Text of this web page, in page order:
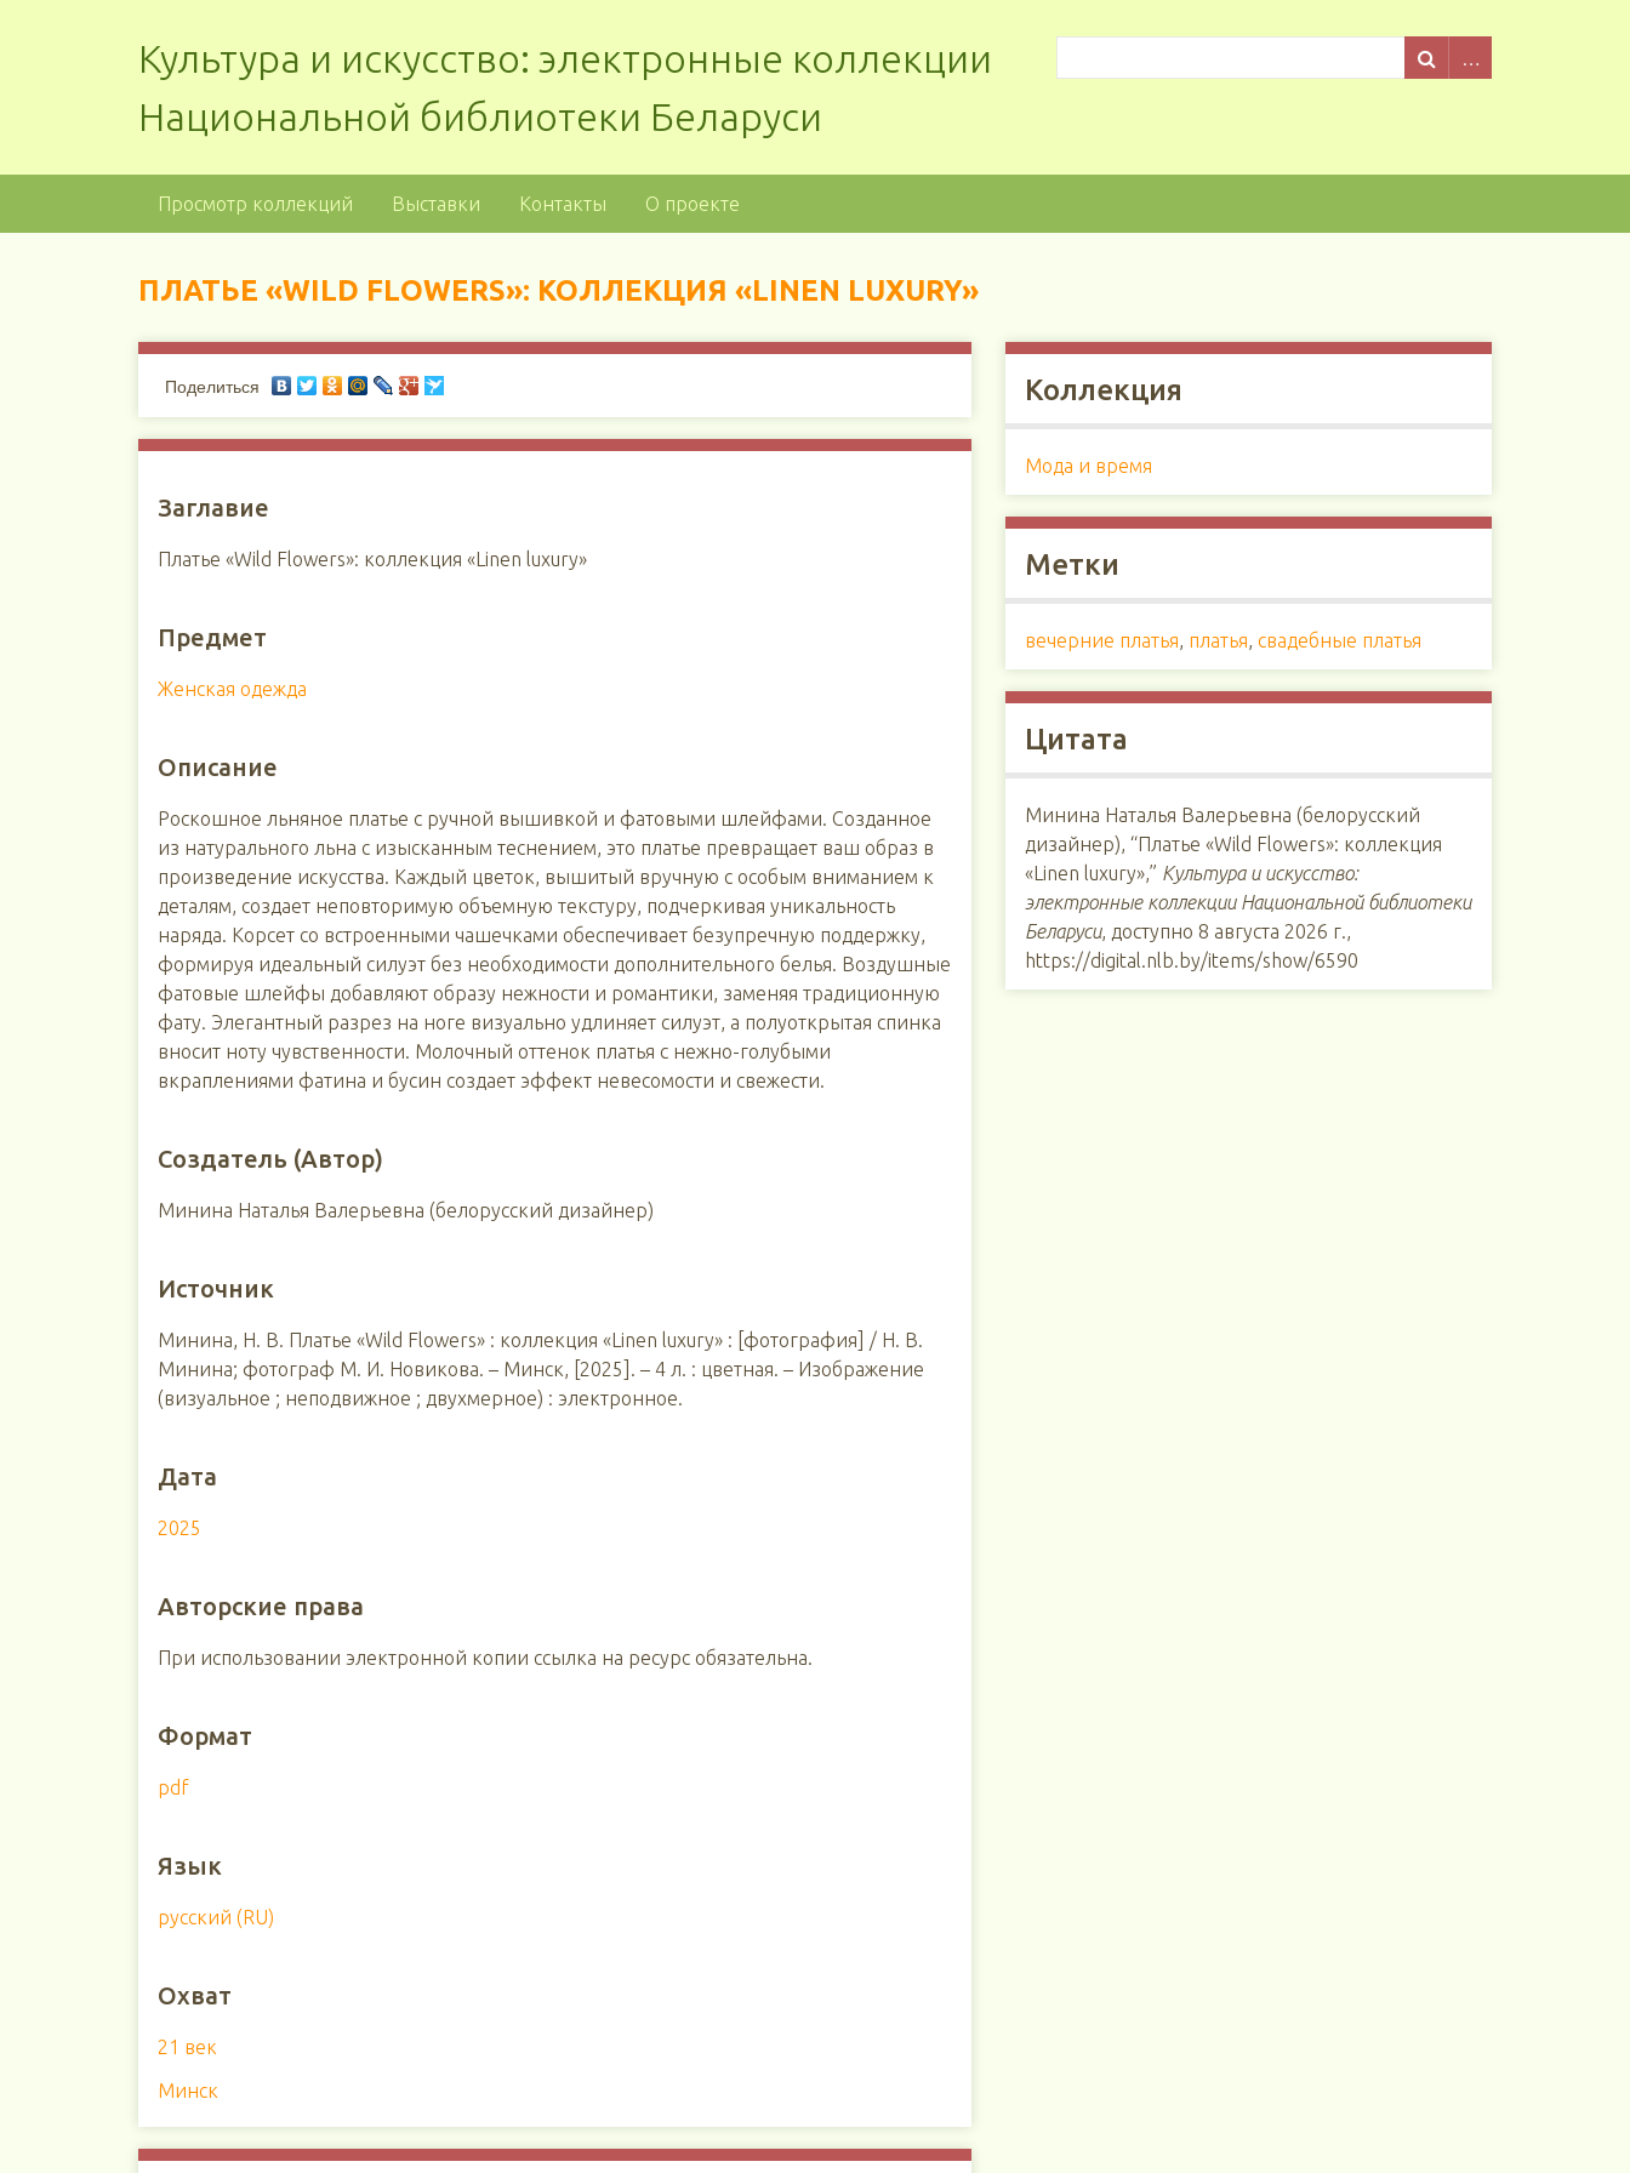
Культура и искусство: электронные коллекции
Национальной библиотеки Беларуси
Просмотр коллекций Выставки Контакты О проекте
ПЛАТЬЕ «WILD FLOWERS»: КОЛЛЕКЦИЯ «LINEN LUXURY»
Поделиться
Заглавие
Платье «Wild Flowers»: коллекция «Linen luxury»
Предмет
Женская одежда
Описание
Роскошное льняное платье с ручной вышивкой и фатовыми шлейфами. Созданное
из натурального льна с изысканным теснением, это платье превращает ваш образ в
произведение искусства. Каждый цветок, вышитый вручную с особым вниманием к
деталям, создает неповторимую объемную текстуру, подчеркивая уникальность
наряда. Корсет со встроенными чашечками обеспечивает безупречную поддержку,
формируя идеальный силуэт без необходимости дополнительного белья. Воздушные
фатовые шлейфы добавляют образу нежности и романтики, заменяя традиционную
фату. Элегантный разрез на ноге визуально удлиняет силуэт, а полуоткрытая спинка
вносит ноту чувственности. Молочный оттенок платья с нежно-голубыми
вкраплениями фатина и бусин создает эффект невесомости и свежести.
Создатель (Автор)
Минина Наталья Валерьевна (белорусский дизайнер)
Источник
Минина, Н. В. Платье «Wild Flowers» : коллекция «Linen luxury» : [фотография] / Н. В.
Минина; фотограф М. И. Новикова. – Минск, [2025]. – 4 л. : цветная. – Изображение
(визуальное ; неподвижное ; двухмерное) : электронное.
Дата
2025
Авторские права
При использовании электронной копии ссылка на ресурс обязательна.
Формат
pdf
Язык
русский (RU)
Охват
21 век
Минск
Коллекция
Мода и время
Метки
вечерние платья, платья,свадебные платья
Цитата
Минина Наталья Валерьевна (белорусский
дизайнер), “Платье «Wild Flowers»: коллекция
«Linen luxury»,” Культура и искусство:
электронные коллекции Национальной библиотеки
Беларуси, доступно 8 августа 2026 г.,
https://digital.nlb.by/items/show/6590